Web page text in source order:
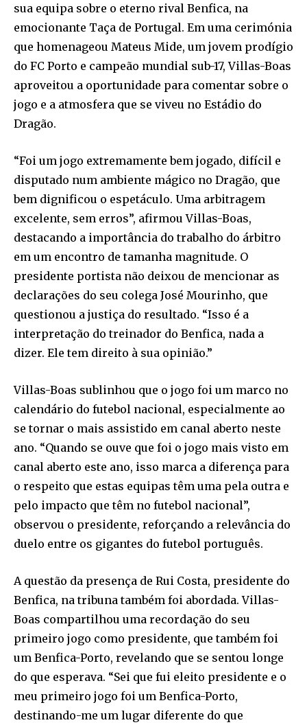
sua equipa sobre o eterno rival Benfica, na
emocionante Taça de Portugal. Em uma cerimónia
que homenageou Mateus Mide, um jovem prodígio
do FC Porto e campeão mundial sub-17, Villas-Boas
aproveitou a oportunidade para comentar sobre o
jogo e a atmosfera que se viveu no Estádio do
Dragão.
“Foi um jogo extremamente bem jogado, difícil e
disputado num ambiente mágico no Dragão, que
bem dignificou o espetáculo. Uma arbitragem
excelente, sem erros”, afirmou Villas-Boas,
destacando a importância do trabalho do árbitro
em um encontro de tamanha magnitude. O
presidente portista não deixou de mencionar as
declarações do seu colega José Mourinho, que
questionou a justiça do resultado. “Isso é a
interpretação do treinador do Benfica, nada a
dizer. Ele tem direito à sua opinião.”
Villas-Boas sublinhou que o jogo foi um marco no
calendário do futebol nacional, especialmente ao
se tornar o mais assistido em canal aberto neste
ano. “Quando se ouve que foi o jogo mais visto em
canal aberto este ano, isso marca a diferença para
o respeito que estas equipas têm uma pela outra e
pelo impacto que têm no futebol nacional”,
observou o presidente, reforçando a relevância do
duelo entre os gigantes do futebol português.
A questão da presença de Rui Costa, presidente do
Benfica, na tribuna também foi abordada. Villas-
Boas compartilhou uma recordação do seu
primeiro jogo como presidente, que também foi
um Benfica-Porto, revelando que se sentou longe
do que esperava. “Sei que fui eleito presidente e o
meu primeiro jogo foi um Benfica-Porto,
destinando-me um lugar diferente do que